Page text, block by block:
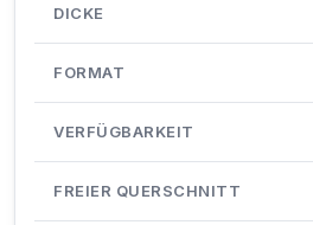
DICKE
FORMAT
VERFÜGBARKEIT
FREIER QUERSCHNITT